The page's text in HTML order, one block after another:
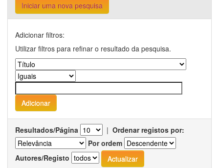
Iniciar uma nova pesquisa
Adicionar filtros:
Utilizar filtros para refinar o resultado da pesquisa.
Resultados/Página | Ordenar registos por:
Por ordem
Autores/Registo